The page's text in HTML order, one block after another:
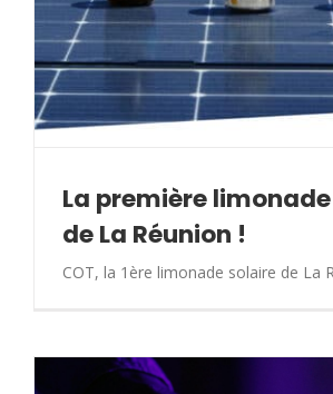
La première
de La Réunion !
COT, la 1ère limonade solaire de La